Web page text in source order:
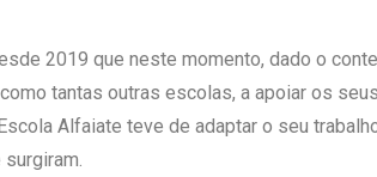
2019 que neste momento, dado o
tantas outras escolas, a apoiar os
Alfaiate teve de adaptar o seu